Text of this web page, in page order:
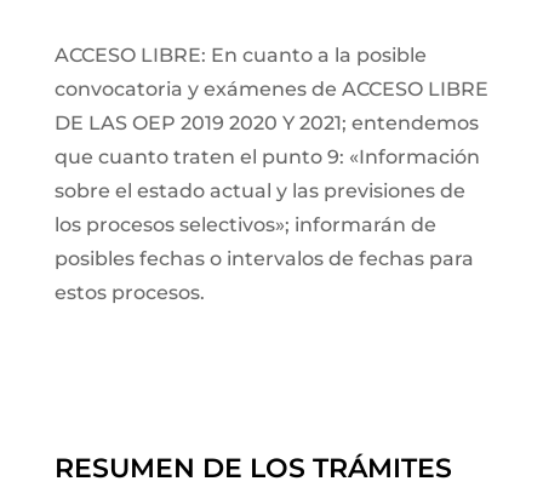
ACCESO LIBRE: En cuanto a la posible
convocatoria y exámenes de ACCESO LIBRE
DE LAS OEP 2019 2020 Y 2021; entendemos
que cuanto traten el punto 9: «Información
sobre el estado actual y las previsiones de
los procesos selectivos»; informarán de
posibles fechas o intervalos de fechas para
estos procesos.
RESUMEN DE LOS TRÁMITES